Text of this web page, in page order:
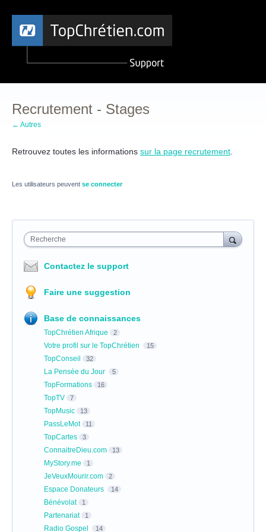
Recrutement - Stages
← Autres
Retrouvez toutes les informations sur la page recrutement
Les utilisateurs peuvent se connecter
Recherche
Contactez le support
Faire une suggestion
Base de connaissances
TopChrétien Afrique 2
Votre profil sur le TopChrétien 15
TopConseil 32
La Pensée du Jour 5
TopFormations 16
TopTV 7
TopMusic 13
PassLeMot 11
TopCartes 3
ConnaitreDieu.com 13
MyStory.me 1
JeVeuxMourir.com 2
Espace Donateurs 14
Bénévolat 1
Partenariat 1
Radio Gospel 14